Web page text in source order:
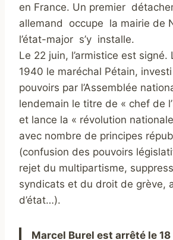
en France. Un premier
allemand occupe la mairie de
l’état-major s’y installe.
Le 22 juin, l’armistice est signé.
1940 le maréchal Pétain,
pouvoirs par l’Assemblée
lendemain le titre de « chef de
et lance la « révolution
avec nombre de principes
(confusion des pouvoirs
rejet du multipartisme,
syndicats et du droit de grève,
d’état…).
Marcel Burel est arrêté le